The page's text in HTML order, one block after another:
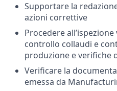
Supportare la
azioni correttive
Procedere
controllo collaudi e
produzione e verifiche
Verificare la
emessa da